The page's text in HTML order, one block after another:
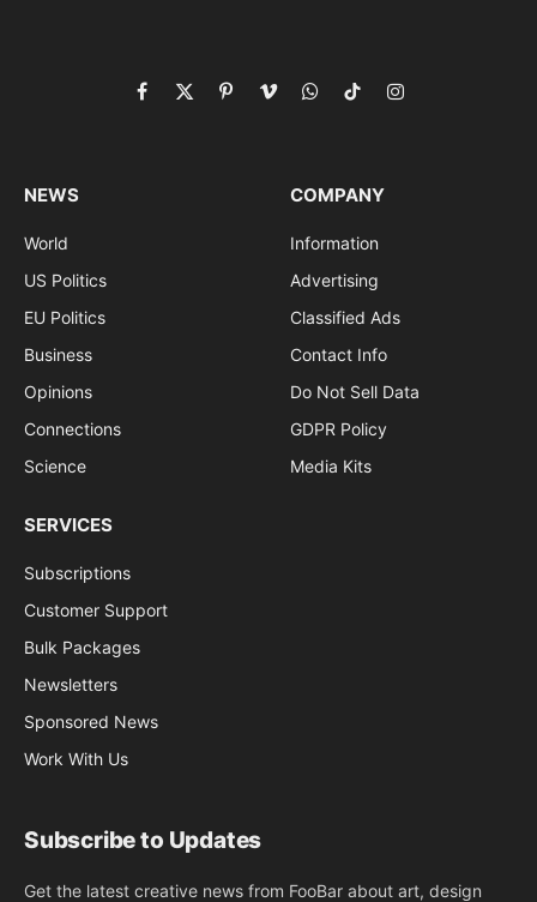
Facebook
X
PinterestVimeoWhatsApp
TikTokInstagram
NEWS
World
US Politics
EU Politics
Business
Opinions
Connections
Science
COMPANY
Information
Advertising
Classified Ads
Contact Info
Do Not Sell Data
GDPR Policy
Media Kits
SERVICES
Subscriptions
Customer Support
Bulk Packages
Newsletters
Sponsored News
Work With Us
Subscribe to Updates
Get the latest creative news from FooBar about art, design